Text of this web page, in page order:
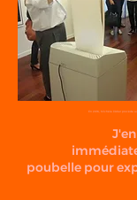
En 2016, Michèle Didier procède
poubelle pour